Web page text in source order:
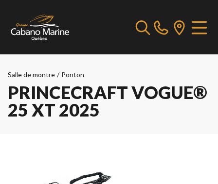
Salle de montre / Ponton
PRINCECRAFT VOGUE®
25 XT 2025